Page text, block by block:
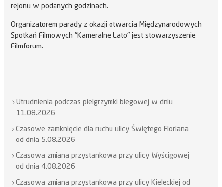
rejonu w podanych godzinach.
Organizatorem parady z okazji otwarcia Międzynarodowych
Spotkań Filmowych "Kameralne Lato" jest stowarzyszenie
Filmforum.
Utrudnienia podczas pielgrzymki biegowej w dniu
11.08.2026
Czasowe zamknięcie dla ruchu ulicy Świętego Floriana
od dnia 5.08.2026
Czasowa zmiana przystankowa przy ulicy Wyścigowej
od dnia 4.08.2026
Czasowa zmiana przystankowa przy ulicy Kieleckiej od